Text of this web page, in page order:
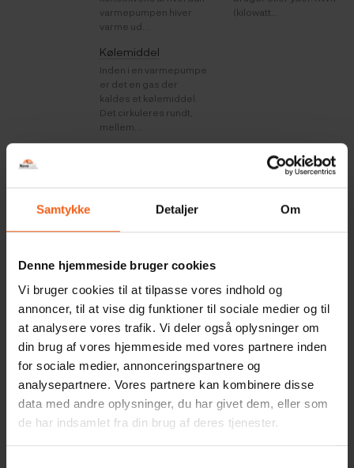
Samtykke Detaljer Om
Denne hjemmeside bruger cookies
Vi bruger cookies til at tilpasse vores indhold og
annoncer, til at vise dig funktioner til sociale medier og til
at analysere vores trafik. Vi deler også oplysninger om
din brug af vores hjemmeside med vores partnere inden
for sociale medier, annonceringspartnere og
analysepartnere. Vores partnere kan kombinere disse
data med andre oplysninger, du har givet dem, eller som
de har indsamlet fra din brug af deres tjenester.
varmepumpen hiver
varme ud...
(kilowatt...
Kølemiddel
Inden i en varmepumpe
er det en gas der
kaldes et kølemiddel.
Det cirkuleres rundt,
mellem...
L
Bakterien Legionella
tilfældet, når du har...
varmepumpe
Luft til vand
En luft til vand
varmepumpe er den
moderne og
bæredygtig måde at
opvarme vandet i dit...
M